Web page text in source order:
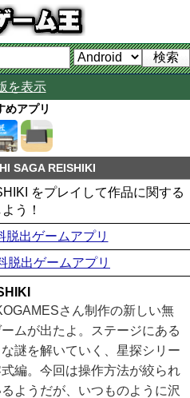
を表示
めアプリ
SAGA REISHIKI
をプレイして作品に関する
う！
脱出ゲームアプリ
脱出ゲームアプリ
さん制作の新しい無
ムが出たよ。ステージにある
謎を解いていく、星探シリー
式編。今回は操作方法が絞られ
ようだが、いつものように沢